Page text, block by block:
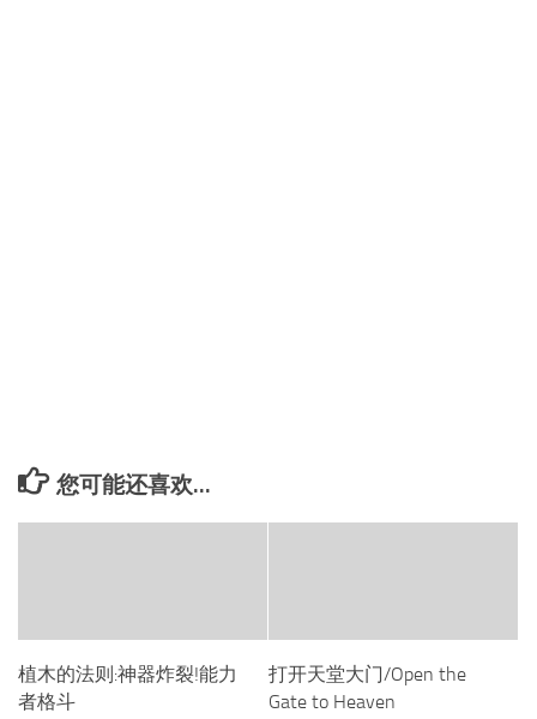
您可能还喜欢...
植木的法则:神器炸裂!能力
者格斗
打开天堂大门/Open the
Gate to Heaven